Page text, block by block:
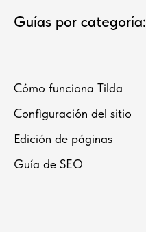
Guías por categoría:
Cómo funciona Tilda
Configuración del sitio
Edición de páginas
Guía de SEO